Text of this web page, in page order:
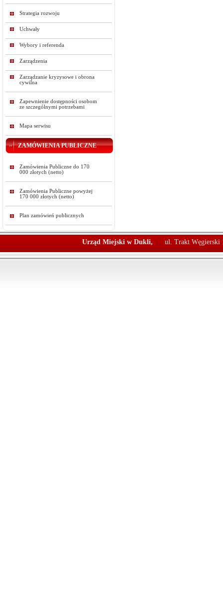
Strategia rozwoju
Uchwały
Wybory i referenda
Zarządzenia
Zarządzanie kryzysowe i obrona
cywilna
Zapewnienie dostępności osobom
ze szczególnymi potrzebami
Mapa serwisu
ZAMÓWIENIA PUBLICZNE
Zamówienia Publiczne do 170
000 złotych (netto)
Zamówienia Publiczne powyżej
170 000 złotych (netto)
Plan zamówień publicznych
Urząd Miejski w Dukli, ul. Trakt Węgierski